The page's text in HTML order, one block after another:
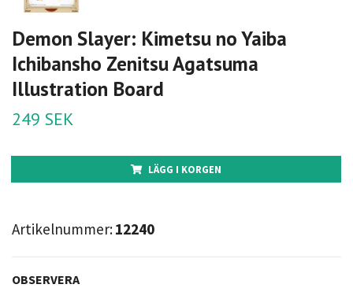
Demon Slayer: Kimetsu no Yaiba
Ichibansho Zenitsu Agatsuma
Illustration Board
249 SEK
LÄGG I KORGEN
Artikelnummer:12240
OBSERVERA